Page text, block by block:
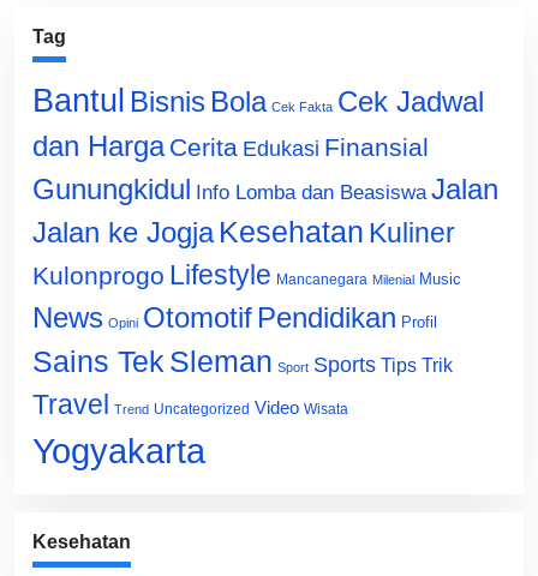
Tag
Bantul Bisnis Bola Cek Fakta Cek Jadwal
dan Harga Cerita Edukasi Finansial
Gunungkidul Info Lomba dan Beasiswa Jalan
Jalan ke Jogja Kesehatan Kuliner
Kulonprogo Lifestyle Mancanegara Milenial Music
News Opini Otomotif Pendidikan Profil
Sains Tek Sleman Sport Sports Tips Trik
Travel Trend Uncategorized Video Wisata
Yogyakarta
Kesehatan